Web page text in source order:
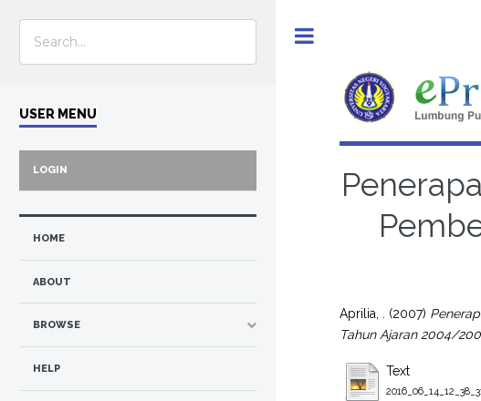
Aprilia, . (2007)
Tahun Ajaran 2004/
Text
USER MENU
LOGIN
HOME
ABOUT
BROWSE
HELP